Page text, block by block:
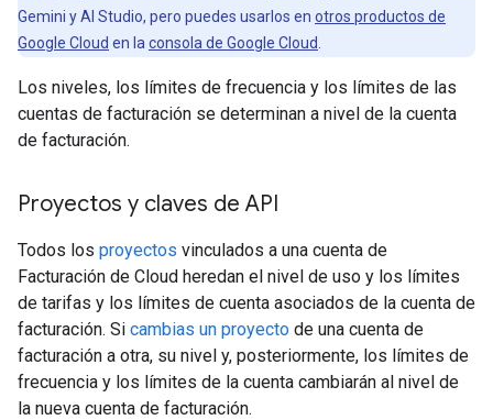
Gemini y AI Studio, pero puedes usarlos en otros productos de
Google Cloud en la consola de Google Cloud
Los niveles, los límites de frecuencia y los límites de las
cuentas de facturación se determinan a nivel de la cuenta
de facturación.
Proyectos y claves de API
Todos los proyectos vinculados a una cuenta de
Facturación de Cloud heredan el nivel de uso y los límites
de tarifas y los límites de cuenta asociados de la cuenta de
facturación. Si cambias un proyecto de una cuenta de
facturación a otra, su nivel y, posteriormente, los límites de
frecuencia y los límites de la cuenta cambiarán al nivel de
la nueva cuenta de facturación.